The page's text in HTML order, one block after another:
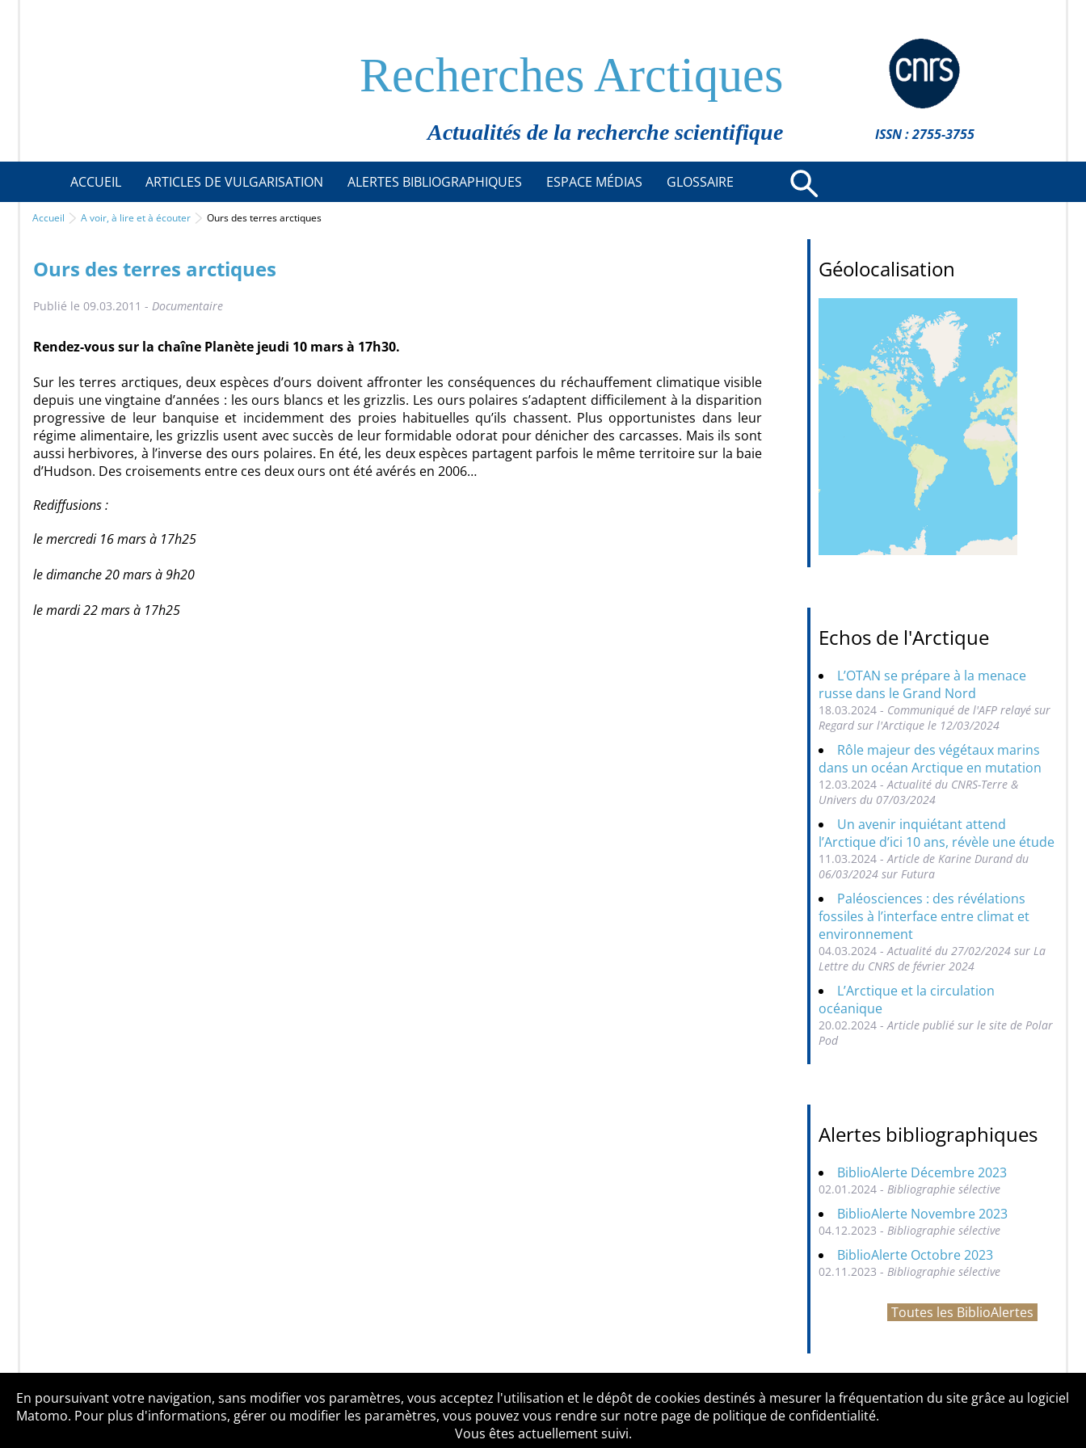
Recherches Arctiques
Actualités de la recherche scientifique ISSN : 2755-3755
ACCUEIL ARTICLES DE VULGARISATION ALERTES BIBLIOGRAPHIQUES ESPACE MÉDIAS GLOSSAIRE
Accueil A voir, à lire et à écouter Ours des terres arctiques
Ours des terres arctiques
Publié le 09.03.2011 - Documentaire
Rendez-vous sur la chaîne Planète jeudi 10 mars à 17h30.
Sur les terres arctiques, deux espèces d’ours doivent affronter les conséquences du réchauffement climatique visible
depuis une vingtaine d’années : les ours blancs et les grizzlis. Les ours polaires s’adaptent difficilement à la disparition
progressive de leur banquise et incidemment des proies habituelles qu’ils chassent. Plus opportunistes dans leur
régime alimentaire, les grizzlis usent avec succès de leur formidable odorat pour dénicher des carcasses. Mais ils sont
aussi herbivores, à l’inverse des ours polaires. En été, les deux espèces partagent parfois le même territoire sur la baie
d’Hudson. Des croisements entre ces deux ours ont été avérés en 2006…
Rediffusions :
le mercredi 16 mars à 17h25
le dimanche 20 mars à 9h20
le mardi 22 mars à 17h25
Géolocalisation
Echos de l'Arctique
L’OTAN se prépare à la menace
russe dans le Grand Nord
18.03.2024 - Communiqué de l'AFP relayé sur
Regard sur l'Arctique le 12/03/2024
Rôle majeur des végétaux marins
dans un océan Arctique en mutation
12.03.2024 - Actualité du CNRS-Terre &
Univers du 07/03/2024
Un avenir inquiétant attend
l’Arctique d’ici 10 ans, révèle une étude
11.03.2024 - Article de Karine Durand du
06/03/2024 sur Futura
Paléosciences : des révélations
fossiles à l’interface entre climat et
environnement
04.03.2024 - Actualité du 27/02/2024 sur La
Lettre du CNRS de février 2024
L’Arctique et la circulation
océanique
20.02.2024 - Article publié sur le site de Polar
Pod
Alertes bibliographiques
BiblioAlerte Décembre 2023
02.01.2024 - Bibliographie sélective
BiblioAlerte Novembre 2023
04.12.2023 - Bibliographie sélective
BiblioAlerte Octobre 2023
02.11.2023 - Bibliographie sélective
Toutes les BiblioAlertes
Qui sommes-nous ? Mentions légales Accessibilité Politique de confidentialité Contact
En poursuivant votre navigation, sans modifier vos paramètres, vous acceptez l'utilisation et le dépôt de cookies destinés à mesurer la fréquentation du site grâce au logiciel
Matomo. Pour plus d'informations, gérer ou modifier les paramètres, vous pouvez vous rendre sur notre page de politique de confidentialité.
Vous êtes actuellement suivi.